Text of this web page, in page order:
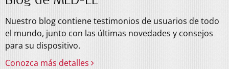
Nuestro blog contiene testimonios de usuarios de todo
el mundo, junto con las últimas novedades y consejos
para su dispositivo.
Conozca más detalles